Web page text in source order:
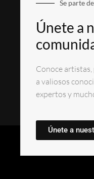
Se parte
Únete a
Conoce
a valiosos
expertos y
Únete a